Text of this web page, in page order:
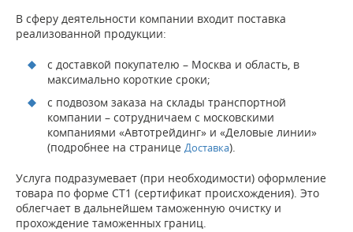
В сферу деятельности компании входит поставка
реализованной продукции:
с доставкой покупателю – Москва и область, в
максимально короткие сроки;
с подвозом заказа на склады транспортной
компании – сотрудничаем с московскими
компаниями «Автотрейдинг» и «Деловые линии»
(подробнее на странице Доставка).
Услуга подразумевает (при необходимости) оформление
товара по форме СТ1 (сертификат происхождения). Это
облегчает в дальнейшем таможенную очистку и
прохождение таможенных границ.